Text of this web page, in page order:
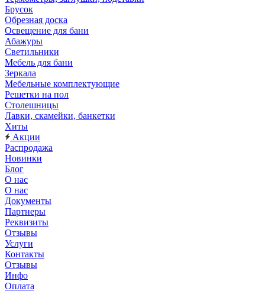
Брусок
Обрезная доска
Освещение для бани
Абажуры
Светильники
Мебель для бани
Зеркала
Мебельные комплектующие
Решетки на пол
Столешницы
Лавки, скамейки, банкетки
Хиты
Акции
Распродажа
Новинки
Блог
О нас
О нас
Документы
Партнеры
Реквизиты
Отзывы
Услуги
Контакты
Отзывы
Инфо
Оплата